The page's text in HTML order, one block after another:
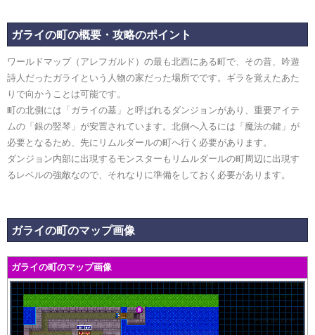
ガライの町の概要・攻略のポイント
ワールドマップ（アレフガルド）の最も北西にある町で、その昔、吟遊
詩人だったガライという人物の家だった場所でです。ギラを覚えたあた
りで向かうことは可能です。
町の北側には「ガライの墓」と呼ばれるダンジョンがあり、重要アイテ
ムの「銀の竪琴」が安置されています。北側へ入るには「魔法の鍵」が
必要となるため、先にリムルダールの町へ行く必要があります。
ダンジョン内部に出現するモンスターもリムルダールの町周辺に出現す
るレベルの強敵なので、それなりに準備をしておく必要があります。
ガライの町のマップ画像
ガライの町のマップ画像